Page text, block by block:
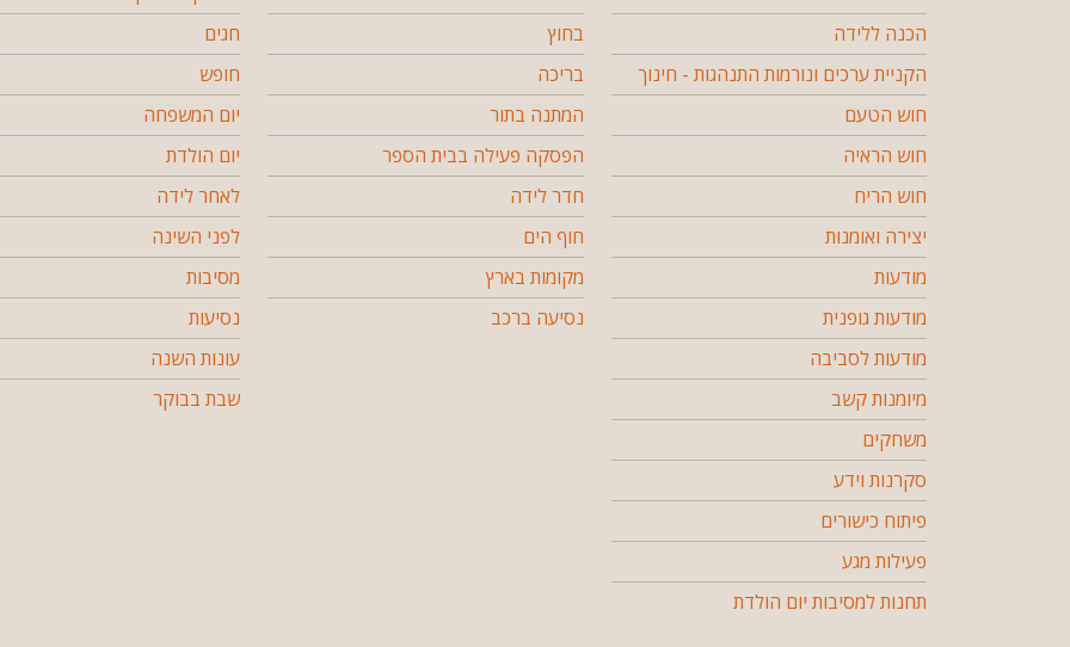
חגים
חופש
יום המשפחה
יום הולדת
לאחר לידה
לפני השינה
מסיבות
נסיעות
עונות השנה
שבת בבוקר
בחוץ
בריכה
המתנה בתור
הפסקה פעילה בבית הספר
חדר לידה
חוף הים
מקומות בארץ
נסיעה ברכב
הכנה ללידה
הקניית ערכים ונורמות התנהגות - חינוך
חוש הטעם
חוש הראיה
חוש הריח
יצירה ואומנות
מודעות
מודעות גופנית
מודעות לסביבה
מיומנות קשב
משחקים
סקרנות וידע
פיתוח כישורים
פעילות מגע
תחנות למסיבות יום הולדת